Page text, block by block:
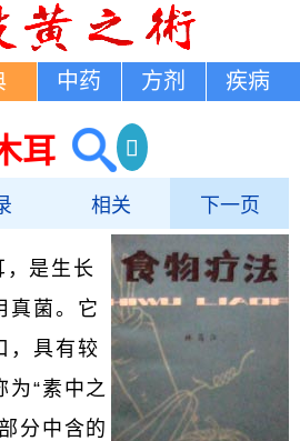
中药 方剂 疾病
耳
相关 下一页
，是生长
真菌。它
，具有较
为“素中之
分中含的